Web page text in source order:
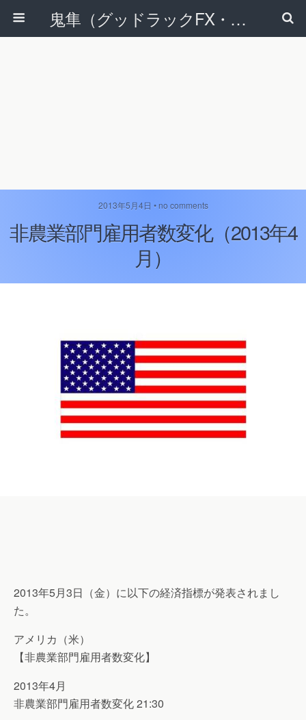
鬼隼（グッドラックFX・改）
2013年5月4日 • no comments
非農業部門雇用者数変化（2013年4
月）
2013年5月3日（金）に以下の経済指標が発表されまし
た。
アメリカ（米）
【非農業部門雇用者数変化】
2013年4月
非農業部門雇用者数変化 21:30